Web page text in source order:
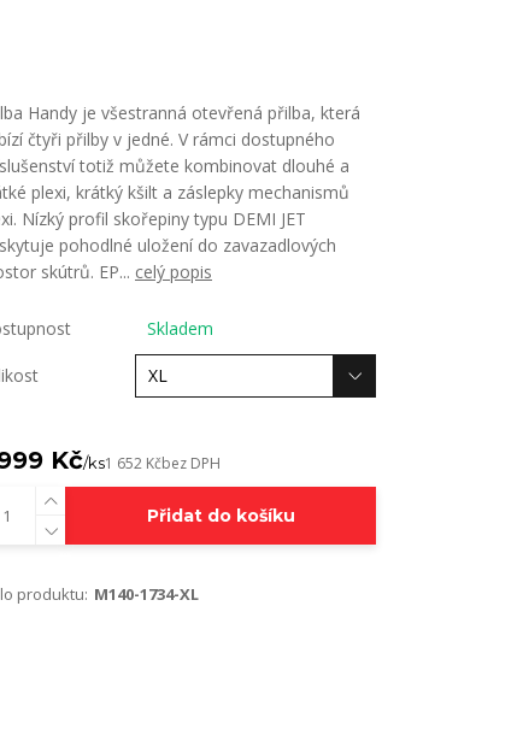
Handy je všestranná otevřená přilba, která
čtyři přilby v jedné. V rámci dostupného
totiž můžete kombinovat dlouhé a
plexi, krátký kšilt a záslepky mechanismů
Nízký profil skořepiny typu DEMI JET
pohodlné uložení do zavazadlových
skútrů. EP... celý popis
Skladem
Kč/ks1 652 Kčbez DPH
Přidat do košíku
produktu: M140-1734-XL